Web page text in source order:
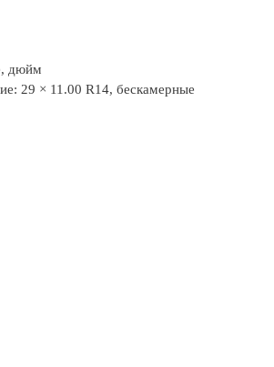
дюйм
29 × 11.00 R14, бескамерные